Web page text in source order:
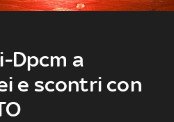
Dpcm a
e scontri con